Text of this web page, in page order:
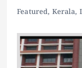
Featured, Kerala,